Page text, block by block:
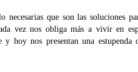
que son las soluciones
vez nos obliga más a vivir en
hoy nos presentan una estupenda